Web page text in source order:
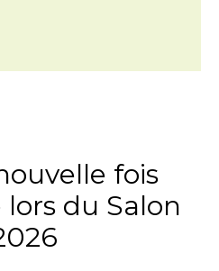
fois
du Salon